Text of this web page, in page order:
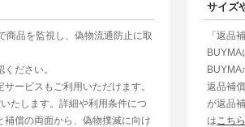
商品を監視し、偽物流通防止に取
ください。
ービスもご利用いただけます。
たします。詳細や利用条件につ
補償の両面から、偽物撲滅に向け
サイズ
「返品
BUYMA
返品補
が返品
は こちら